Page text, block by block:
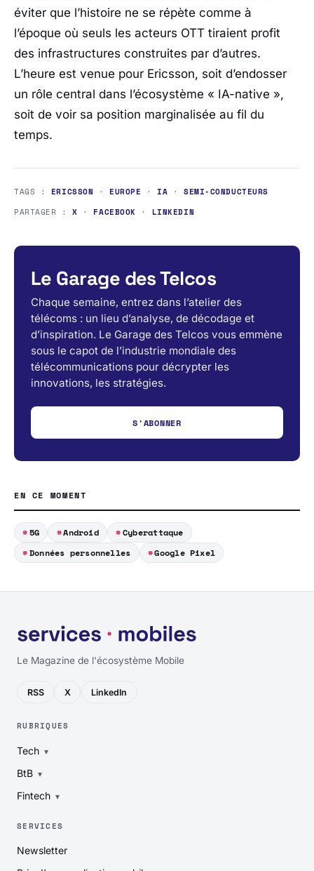
éviter que l’histoire ne se répète comme à
l’époque où seuls les acteurs OTT tiraient profit
des infrastructures construites par d’autres.
L’heure est venue pour Ericsson, soit d’endosser
un rôle central dans l’écosystème « IA-native »,
soit de voir sa position marginalisée au fil du
temps.
TAGS : ERICSSON · EUROPE ·IA · SEMI-CONDUCTEURS
PARTAGER :X · FACEBOOK · LINKEDIN
Le Garage des Telcos
Chaque semaine, entrez dans l’atelier des
télécoms : un lieu d’analyse, de décodage et
d’inspiration. Le Garage des Telcos vous emmène
sous le capot de l’industrie mondiale des
télécommunications pour décrypter les
innovations, les stratégies.
S'ABONNER
EN CE MOMENT
5G Android
Cyberattaque
Données personnelles
Google Pixel
Le Magazine de l'écosystème Mobile
RSS X LinkedIn
RUBRIQUES
Tech
BtB
Fintech
SERVICES
Newsletter